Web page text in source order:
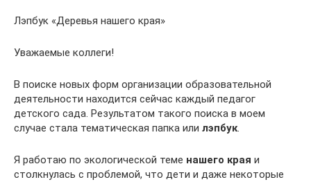
Лэпбук «Деревья нашего края»
Уважаемые коллеги!
В поиске новых форм организации образовательной
деятельности находится сейчас каждый педагог
детского сада. Результатом такого поиска в моем
случае стала тематическая папка или лэпбук.
Я работаю по экологической теме нашего края и
столкнулась с проблемой, что дети и даже некоторые